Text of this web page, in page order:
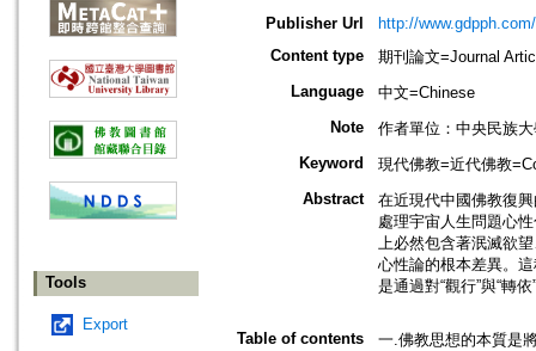
Tools
Export
Publisher Url
http://www.gdpph.com/
Content type
期刊論文=Journal
Language
中文=Chinese
Note
作者單位：中央民族
Keyword
現代佛教=近代佛教
Abstract
在近現代中國佛教復
處理宇宙人生問題心
上必然包含著泯滅欲
心性論的根本差異。
是通過對“觀行”與“轉
Table of contents
一.佛教思想的本質是